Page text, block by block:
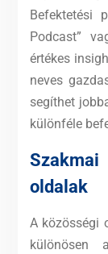
Befektetési
Podcast”
értékes
neves
segíthet
különféle
oldalak
A közösségi
különösen